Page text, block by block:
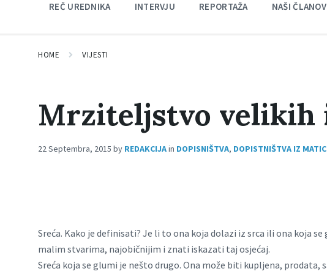
REČ UREDNIKA INTERVJU REPORTAŽA NAŠI
HOME VIJESTI
Mrziteljstvo velikih
22 Septembra, 2015 by REDAKCIJAin DOPISNIŠTVA, DOPISTNIŠTVA IZ
Sreća. Kako je definisati? Je li to ona koja dolazi iz srca ili ona koja
malim stvarima, najobičnijim i znati iskazati taj osjećaj.
Sreća koja se glumi je nešto drugo. Ona može biti kupljena, prodata,